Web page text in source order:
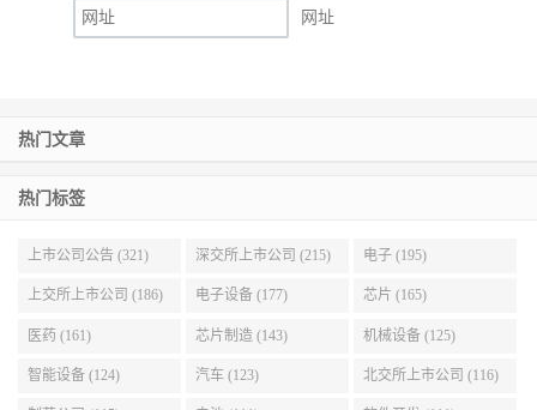
网址
热门文章
热门标签
上市公司公告 (321) 深交所上市公司 (215) 电子 (195)
上交所上市公司 (186) 电子设备 (177) 芯片 (165)
医药 (161) 芯片制造 (143) 机械设备 (125)
智能设备 (124) 汽车 (123) 北交所上市公司 (116)